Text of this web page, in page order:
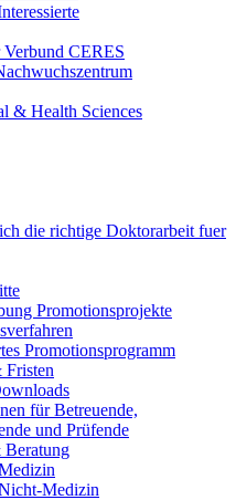
CERES
& Health Sciences
die richtige Doktorarbeit fuer
Promotionsprojekte
Promotionsprogramm
Fristen
für Betreuende,
und Prüfende
Medizin